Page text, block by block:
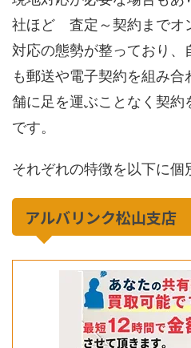
社ほど 査定～契約までオ
対応の態勢が整っており、
も郵送や電子契約を組み
舗に足を運ぶことなく契
です。
それぞれの特徴を以下に個
アルバリンク松山支店